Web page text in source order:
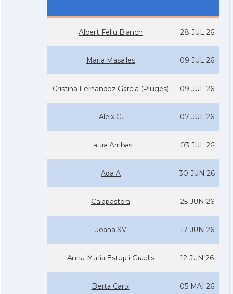
Albert Feliu Blanch 28 JUL 26
Maria Masalles 09 JUL 26
Cristina Fernandez Garcia (Pluges) 09 JUL 26
Aleix G. 07 JUL 26
Laura Arribas 03 JUL 26
Ada A 30 JUN 26
Calapastora 25 JUN 26
Joana SV 17 JUN 26
Anna Maria Estop i Graells 12 JUN 26
Berta Carol 05 MAI 26